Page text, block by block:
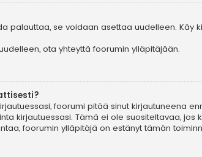
palauttaa, se voidaan asettaa uudelleen. Käy
ota yhteyttä foorumin ylläpitäjään.
foorumi pitää sinut kirjautuneena
kirjautuessasi. Tämä ei ole suositeltavaa, jos
foorumin ylläpitäjä on estänyt tämän